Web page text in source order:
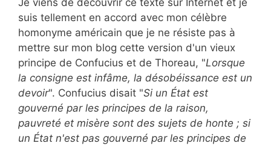
suis tellement en accord avec mon célèbre
homonyme américain que je ne résiste pas à
mettre sur mon blog cette version d'un vieux
principe de Confucius et de Thoreau, "Lorsque
la consigne est infâme, la désobéissance est un
devoir". Confucius disait "Si un État est
gouverné par les principes de la raison,
pauvreté et misère sont des sujets de honte ; si
un État n'est pas gouverné par les principes de